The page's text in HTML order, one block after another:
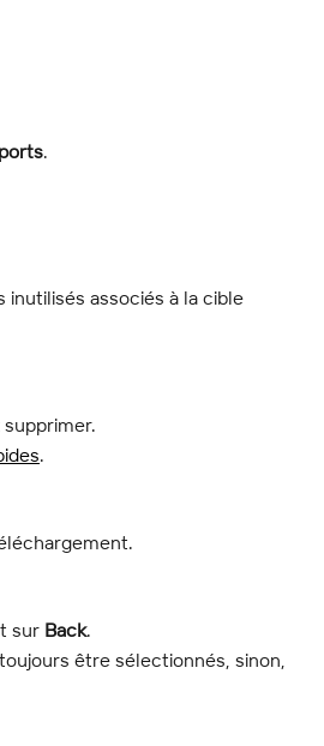
.
associés à la cible
.
sur Back.
être sélectionnés, sinon,